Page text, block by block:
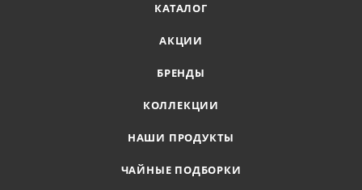
КАТАЛОГ
АКЦИИ
БРЕНДЫ
КОЛЛЕКЦИИ
НАШИ ПРОДУКТЫ
ЧАЙНЫЕ ПОДБОРКИ